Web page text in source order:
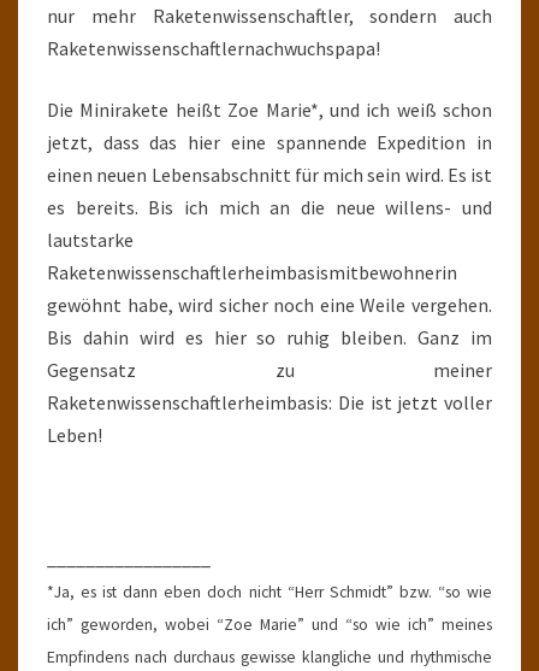
nur mehr Raketenwissenschaftler, sondern auch
Raketenwissenschaftlernachwuchspapa!
Die Minirakete heißt Zoe Marie*, und ich weiß schon
jetzt, dass das hier eine spannende Expedition in
einen neuen Lebensabschnitt für mich sein wird. Es ist
es bereits. Bis ich mich an die neue willens- und
lautstarke
Raketenwissenschaftlerheimbasismitbewohnerin
gewöhnt habe, wird sicher noch eine Weile vergehen.
Bis dahin wird es hier so ruhig bleiben. Ganz im
Gegensatz zu meiner
Raketenwissenschaftlerheimbasis: Die ist jetzt voller
Leben!
*Ja, es ist dann eben doch nicht “Herr Schmidt” bzw. “so wie
ich” geworden, wobei “Zoe Marie” und “so wie ich” meines
Empfindens nach durchaus gewisse klangliche und rhythmische